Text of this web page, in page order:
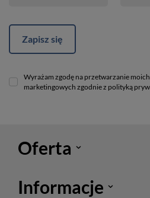
Zapisz się
Wyrażam zgodę na przetwarzanie
marketingowych zgodnie z polityką
Oferta
Informacje